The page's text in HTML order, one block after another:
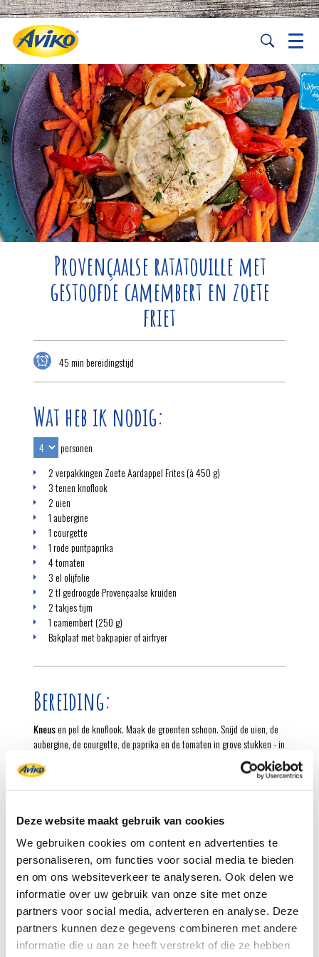
Deze website maakt gebruik van cookies
We gebruiken cookies om content en advertenties te
personaliseren, om functies voor social media te bieden
en om ons websiteverkeer te analyseren. Ook delen we
informatie over uw gebruik van onze site met onze
partners voor social media, adverteren en analyse. Deze
partners kunnen deze gegevens combineren met andere
informatie die u aan ze heeft verstrekt of die ze hebben
Provençaalse ratatouille met
gestoofde camembert en zoete
friet
45 min bereidingstijd
Wat heb ik nodig:
personen
2 verpakkingen Zoete Aardappel Frites (à 450 g)
3 tenen knoflook
2 uien
1 aubergine
1 courgette
1 rode puntpaprika
4 tomaten
3 el olijfolie
2 tl gedroogde Provençaalse kruiden
2 takjes tijm
1 camembert (250 g)
Bakplaat met bakpapier of airfryer
Bereiding:
Kneusen pel de knoflook. Maak de groenten schoon. Snijd de uien, de
aubergine, de courgette, de paprika en de tomaten in grove stukken - in
minuten mee.
Schepde tomaten met de provençaalse kruiden erdoor. Voeg de takjes
tijm met zout en peper naar smaak toe en draai het vuur laag. Stoof de
groenten afgedekt in 15 minuten gaar.
Bereidintussen de friet volgens de aanwijzingen op de verpakking
goudbruin en krokant in de oven of airfryer. Leg de camembert tussen de
groenten in de hapjespan en stoof 5 minuten mee.
Schepde friet met de ratatouille en de kaas op een schaal en serveer